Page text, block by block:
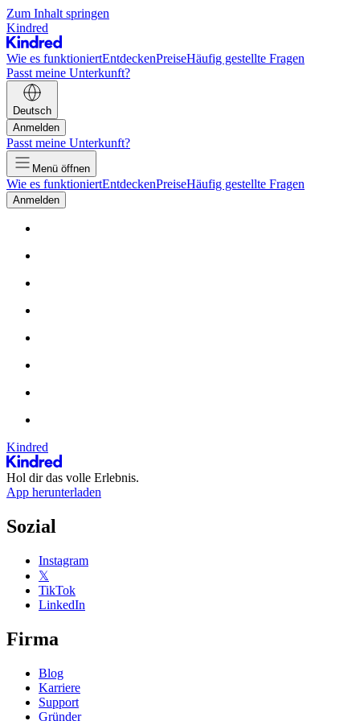
Zum Inhalt springen
Kindred
Wie es funktioniertEntdeckenPreiseHäufig gestellte Fragen
Passt meine Unterkunft?
Deutsch
Anmelden
Passt meine Unterkunft?
Menü öffnen
Wie es funktioniertEntdeckenPreiseHäufig gestellte Fragen
Anmelden
Kindred
Hol dir das volle Erlebnis.
App herunterladen
Sozial
Instagram
𝕏
TikTok
LinkedIn
Firma
Blog
Karriere
Support
Gründer